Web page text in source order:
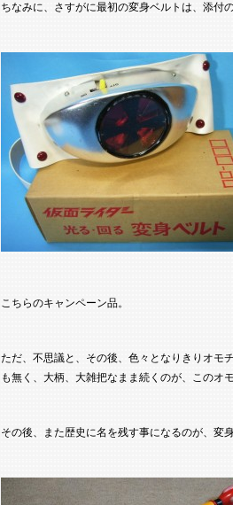
ちなみに、さすがに最初の変身ベルトは、添付
こちらのキャンペーン品。
ただ、不思議と、その後、色々となりきりオモ
も無く、大柄、大雑把なまま続くのが、このオ
その後、また歴史に名を残す事になるのが、変